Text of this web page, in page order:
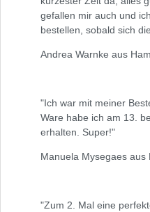
gefallen mir auch und
bestellen, sobald sich
Andrea Warnke aus
"Ich war mit meiner
Ware habe ich am 13.
erhalten. Super!"
Manuela Mysegaes aus
"Zum 2. Mal eine